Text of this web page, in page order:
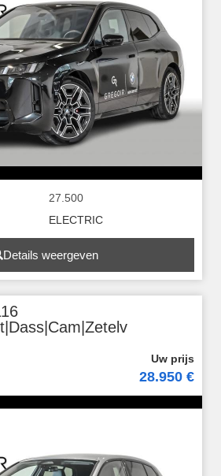
27.500
ELECTRIC
Details weergeven
28.950 €